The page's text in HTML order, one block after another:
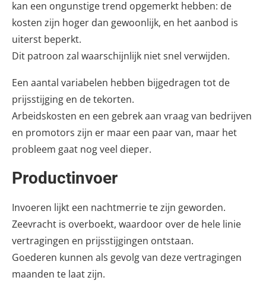
kan een ongunstige trend opgemerkt hebben: de
kosten zijn hoger dan gewoonlijk, en het aanbod is
uiterst beperkt.
Dit patroon zal waarschijnlijk niet snel verwijden.
Een aantal variabelen hebben bijgedragen tot de
prijsstijging en de tekorten.
Arbeidskosten en een gebrek aan vraag van bedrijven
en promotors zijn er maar een paar van, maar het
probleem gaat nog veel dieper.
Productinvoer
Invoeren lijkt een nachtmerrie te zijn geworden.
Zeevracht is overboekt, waardoor over de hele linie
vertragingen en prijsstijgingen ontstaan.
Goederen kunnen als gevolg van deze vertragingen
maanden te laat zijn.